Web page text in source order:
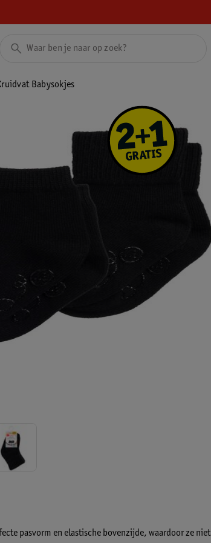
Babysokjes
pasvorm en elastische bovenzijde, waardoor ze niet